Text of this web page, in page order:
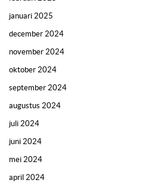
januari 2025
december 2024
november 2024
oktober 2024
september 2024
augustus 2024
juli 2024
juni 2024
mei 2024
april 2024